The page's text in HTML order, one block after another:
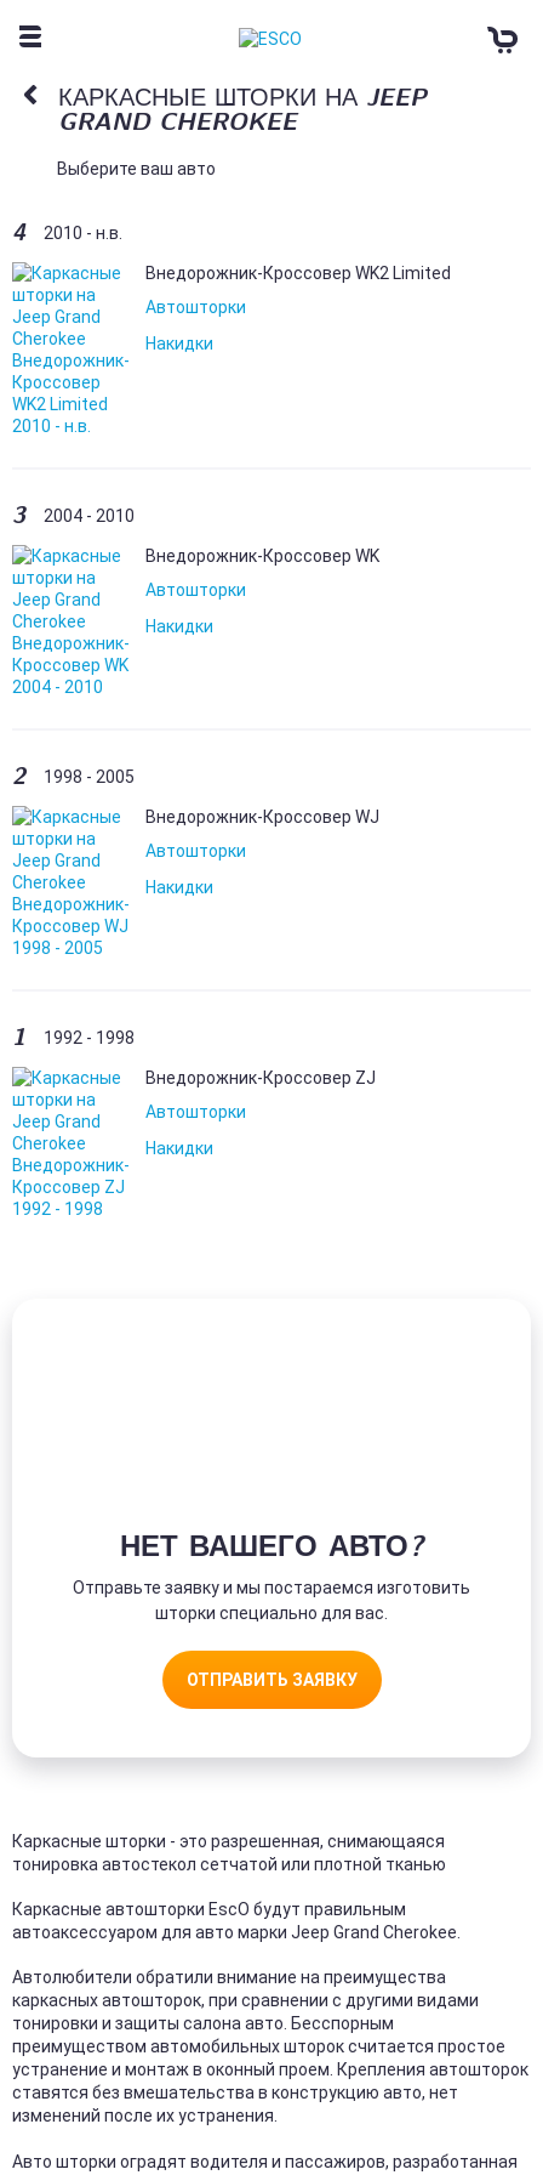
КАРКАСНЫЕ ШТОРКИ НА JEEP
GRAND CHEROKEE
Выберите ваш авто
4 2010 - н.в.
Внедорожник-Кроссовер WK2 Limited
Автошторки
Накидки
3 2004 - 2010
Внедорожник-Кроссовер WK
Автошторки
Накидки
2 1998 - 2005
Внедорожник-Кроссовер WJ
Автошторки
Накидки
1 1992 - 1998
Внедорожник-Кроссовер ZJ
Автошторки
Накидки
НЕТ ВАШЕГО АВТО?
Отправьте заявку и мы постараемся изготовить
шторки специально для вас.
ОТПРАВИТЬ ЗАЯВКУ
Каркасные шторки - это разрешенная, снимающаяся
тонировка автостекол сетчатой или плотной тканью
Каркасные автошторки EscO будут правильным
автоаксессуаром для авто марки Jeep Grand Cherokee.
Автолюбители обратили внимание на преимущества
каркасных автошторок, при сравнении с другими видами
тонировки и защиты салона авто. Бесспорным
преимуществом автомобильных шторок считается простое
устранение и монтаж в оконный проем. Крепления автошторок
ставятся без вмешательства в конструкцию авто, нет
изменений после их устранения.
Авто шторки оградят водителя и пассажиров, разработанная